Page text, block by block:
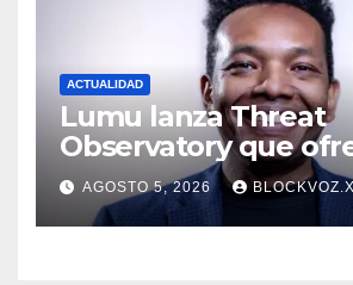
ACTUALIDAD
Lumu lanza Threat
Observatory que
inteligencia de
personalizada y en
real
AGOSTO 5, 2026